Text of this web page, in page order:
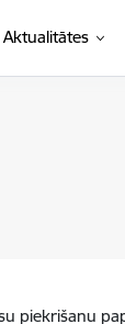
Aktualitātes
piekrišanu